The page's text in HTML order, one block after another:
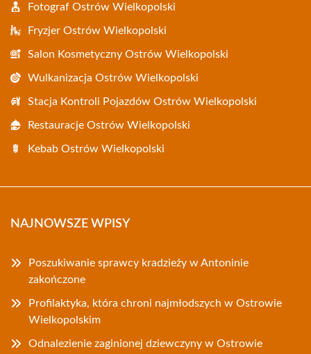
Fotograf Ostrów Wielkopolski
Fryzjer Ostrów Wielkopolski
Salon Kosmetyczny Ostrów Wielkopolski
Wulkanizacja Ostrów Wielkopolski
Stacja Kontroli Pojazdów Ostrów Wielkopolski
Restauracje Ostrów Wielkopolski
Kebab Ostrów Wielkopolski
NAJNOWSZE WPISY
Poszukiwanie sprawcy kradzieży w Antoninie
zakończone
Profilaktyka, która chroni najmłodszych w Ostrowie
Wielkopolskim
Odnalezienie zaginionej dziewczyny w Ostrowie